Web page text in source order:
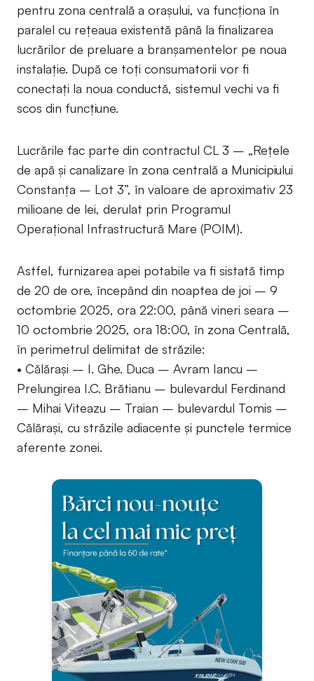
pentru zona centrală a orașului, va funcționa în
paralel cu rețeaua existentă până la finalizarea
lucrărilor de preluare a branșamentelor pe noua
instalație. După ce toți consumatorii vor fi
conectați la noua conductă, sistemul vechi va fi
scos din funcțiune.
Lucrările fac parte din contractul CL 3 – „Rețele
de apă și canalizare în zona centrală a Municipiului
Constanța – Lot 3”, în valoare de aproximativ 23
milioane de lei, derulat prin Programul
Operațional Infrastructură Mare (POIM).
Astfel, furnizarea apei potabile va fi sistată timp
de 20 de ore, începând din noaptea de joi – 9
octombrie 2025, ora 22:00, până vineri seara –
10 octombrie 2025, ora 18:00, în zona Centrală,
în perimetrul delimitat de străzile:
• Călărași – I. Ghe. Duca – Avram Iancu –
Prelungirea I.C. Brătianu – bulevardul Ferdinand
– Mihai Viteazu – Traian – bulevardul Tomis –
Călărași, cu străzile adiacente și punctele termice
aferente zonei.